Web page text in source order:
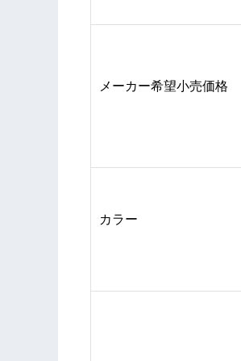
メーカー希望小売価格
カラー